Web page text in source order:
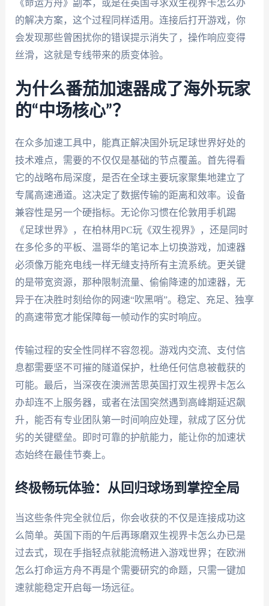
《命运方舟》副本，或是在英国寻求双生视界卡怎么办
的解决方案，这个过程同样适用。连接后打开游戏，你
会发现那些曾困扰你的错误提示消失了，操作响应变得
丝滑，这就是专线带来的质变体验。
为什么番茄加速器成了海外玩家
的“中场核心”？
在众多加速工具中，能真正解决国外玩足球世界好处的
技术难点，需要的不仅仅是基础的节点覆盖。首先得看
它的战略布局深度，是否在全球主要玩家聚集地建立了
专属高速通道。这决定了数据传输的距离和效率。设备
兼容性是另一个硬指标。无论你习惯在伦敦用手机踢
《足球世界》，在柏林用PC玩《双生视界》，还是同时
在多伦多的平板、温哥华的笔记本上切换游戏，加速器
必须像万能充电线一样无缝支持所有主流系统。更关键
的是带宽资源，那种限制流量、偷偷降速的加速器，无
异于在决胜时刻给你的网速“吹黑哨”。稳定、充足、独享
的高速带宽才能保障每一帧动作的实时响应。
传输过程的安全性同样不容忽视。游戏内交流、支付信
息都需要坚不可摧的隧道保护，杜绝任何信息被截获的
可能。最后，当深夜在澳洲苦思英国打双生视界卡怎么
办却连不上服务器，或者在法国突然遇到高峰期延迟飙
升，能否有专业团队第一时间响应处理，就成了区分优
劣的关键壁垒。即时可靠的护航能力，能让你的加速状
态始终在最佳节奏上。
终极畅玩体验：从回归球场到掌控全局
当这些条件完全就位后，你会收获的不仅是连接成功这
么简单。英国下雨的午后再琢磨双生视界卡怎么办已是
过去式，现在手指轻点就能流畅进入游戏世界；在欧洲
怎么打命运方舟不再是个需要研究的命题，只需一键加
速就能稳定开启每一场远征。